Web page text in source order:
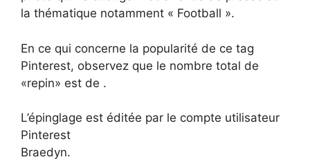
la thématique notamment « Football ».
En ce qui concerne la popularité de ce tag
Pinterest, observez que le nombre total de
«repin» est de .
L’épinglage est éditée par le compte utilisateur
Pinterest
Braedyn.